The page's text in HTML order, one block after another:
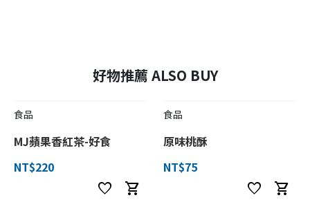
好物推薦 ALSO BUY
食品
MJ蘋果香紅茶-好食
NT$220
favorite shopping_cart
食品
原味桃酥
NT$75
favorite shopping_cart